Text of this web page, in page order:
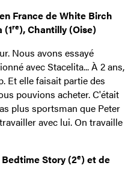
France de White Birch
(1re), Chantilly (Oise)
Nous avons essayé
avec Stacelita... À 2 ans,
Et elle faisait partie des
pouvions acheter. C'était
plus sportsman que Peter
avec lui. On travaille
Story (2e) et de